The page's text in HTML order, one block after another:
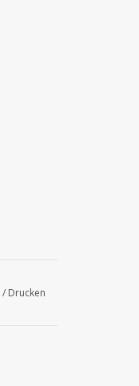
/ Drucken